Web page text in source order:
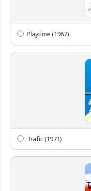
Playtime (1967)
Trafic (1971)